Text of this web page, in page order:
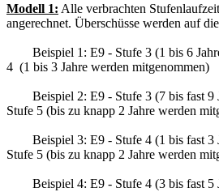
Modell 1: Alle verbrachten
angerechnet. Überschüsse werden auf
Beispiel 1: E9 - Stufe 3 (1 bis 6
4 (1 bis 3 Jahre werden mitgenommen)
Beispiel 2: E9 - Stufe 3 (7 bis fast 9
Stufe 5 (bis zu knapp 2 Jahre werden
Beispiel 3: E9 - Stufe 4 (1 bis fast 3
Stufe 5 (bis zu knapp 2 Jahre werden
Beispiel 4: E9 - Stufe 4 (3 bis fast 5